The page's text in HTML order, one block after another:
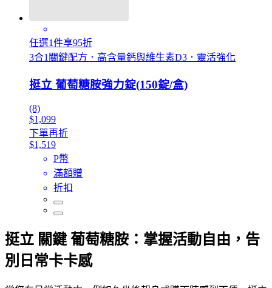
任選1件享95折
3合1關鍵配方．高含量鈣與維生素D3．靈活強化
挺立 葡萄糖胺強力錠(150錠/盒)
(8)
$1,099
下單再折
$1,519
P幣
滿額贈
折扣
挺立 關鍵 葡萄糖胺：掌握活動自由，告
別日常卡卡感